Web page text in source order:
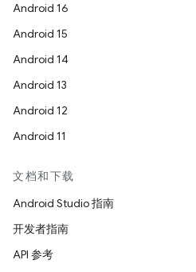
Android 16
Android 15
Android 14
Android 13
Android 12
Android 11
文档和下载
Android Studio 指南
开发者指南
API 参考